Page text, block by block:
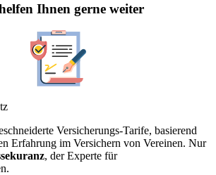
Ihnen gerne weiter
Versicherungs-Tarife, basierend
Erfahrung im Versichern von Vereinen. Nur
, der Experte für